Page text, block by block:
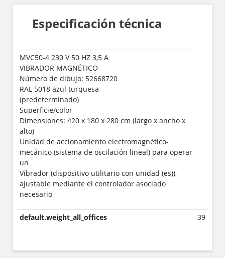
Especificación técnica
MVC50-4 230 V 50 HZ 3,5 A
VIBRADOR MAGNÉTICO
Número de dibujo: 52668720
RAL 5018 azul turquesa
(predeterminado)
Superficie/color
Dimensiones: 420 x 180 x 280 cm (largo x ancho x
alto)
Unidad de accionamiento electromagnético-
mecánico (sistema de oscilación lineal) para operar
un
Vibrador (dispositivo utilitario con unidad (es)),
ajustable mediante el controlador asociado
necesario
default.weight_all_offices 39